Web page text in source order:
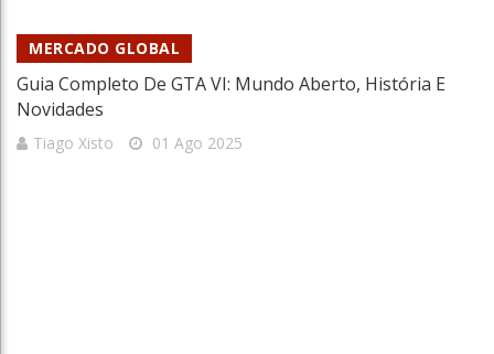
MERCADO GLOBAL
Guia Completo De GTA VI: Mundo Aberto, História E
Novidades
Tiago Xisto 01 Ago 2025